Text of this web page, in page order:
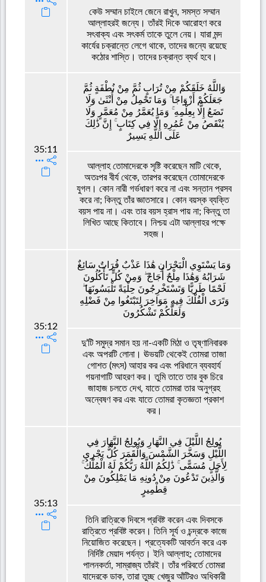
কেউ সম্মান চাইলে জেনে রাখুন, সমস্ত সম্মান
আল্লাহরই জন্যে। তাঁরই দিকে আরোহণ করে
সৎবাক্য এবং সৎকর্ম তাকে তুলে নেয়। যারা মন্দ
কার্যের চক্রান্তে লেগে থাকে, তাদের জন্যে রয়েছে
কঠোর শাস্তি। তাদের চক্রান্ত ব্যর্থ হবে।
35:11
وَاللَّهُ خَلَقَكُمْ مِنْ تُرَابٍ ثُمَّ مِنْ نُطْفَةٍ ثُمَّ
جَعَلَكُمْ أَزْوَاجًا ۚ وَمَا تَحْمِلُ مِنْ أُنْثَىٰ وَلَا
تَضَعُ إِلَّا بِعِلْمِهِ ۚ وَمَا يُعَمَّرُ مِنْ مُعَمَّرٍ وَلَا
يُنْقَصُ مِنْ عُمُرِهِ إِلَّا فِي كِتَابٍ ۚ إِنَّ ذَٰلِكَ
عَلَى اللَّهِ يَسِيرٌ
আল্লাহ তোমাদেরকে সৃষ্টি করেছেন মাটি থেকে,
অতঃপর বীর্য থেকে, তারপর করেছেন তোমাদেরকে
যুগল। কোন নারী গর্ভধারণ করে না এবং সন্তান প্রসব
করে না; কিন্তু তাঁর জ্ঞাতসারে। কোন বয়স্ক ব্যক্তি
বয়স পায় না। এবং তার বয়স হ্রাস পায় না; কিন্তু তা
লিখিত আছে কিতাবে। নিশ্চয় এটা আল্লাহর পক্ষে
সহজ।
35:12
وَمَا يَسْتَوِي الْبَحْرَانِ هَٰذَا عَذْبٌ فُرَاتٌ سَائِغٌ
شَرَابُهُ وَهَٰذَا مِلْحٌ أُجَاجٌ ۖ وَمِنْ كُلٍّ تَأْكُلُونَ
لَحْمًا طَرِيًّا وَتَسْتَخْرِجُونَ حِلْيَةً تَلْبَسُونَهَا ۖ
وَتَرَى الْفُلْكَ فِيهِ مَوَاخِرَ لِتَبْتَغُوا مِنْ فَضْلِهِ
وَلَعَلَّكُمْ تَشْكُرُونَ
দু’টি সমুদ্র সমান হয় না-একটি মিঠা ও তৃষ্ণানিবারক
এবং অপরটি লোনা। ঊভয়টি থেকেই তোমরা তাজা
গোশত (মৎস) আহার কর এবং পরিধানে ব্যবহার্য
গয়নাগাটি আহরণ কর। তুমি তাতে তার বুক চিরে
জাহাজ চলতে দেখ, যাতে তোমরা তার অনুগ্রহ
অন্বেষণ কর এবং যাতে তোমরা কৃতজ্ঞতা প্রকাশ
কর।
35:13
يُولِجُ اللَّيْلَ فِي النَّهَارِ وَيُولِجُ النَّهَارَ فِي
اللَّيْلِ وَسَخَّرَ الشَّمْسَ وَالْقَمَرَ كُلٌّ يَجْرِي
لِأَجَلٍ مُسَمًّى ۚ ذَٰلِكُمُ اللَّهُ رَبُّكُمْ لَهُ الْمُلْكُ ۚ
وَالَّذِينَ تَدْعُونَ مِنْ دُونِهِ مَا يَمْلِكُونَ مِنْ
قِطْمِيرٍ
তিনি রাত্রিকে দিবসে প্রবিষ্ট করেন এবং দিবসকে
রাত্রিতে প্রবিষ্ট করেন। তিনি সূর্য ও চন্দ্রকে কাজে
নিয়োজিত করেছেন। প্রত্যেকটি আবর্তন করে এক
নির্দিষ্ট মেয়াদ পর্যন্ত। ইনি আল্লাহ; তোমাদের
পালনকর্তা, সাম্রাজ্য তাঁরই। তাঁর পরিবর্তে তোমরা
যাদেরকে ডাক, তারা তুচ্ছ খেজুর আঁটিরও অধিকারী